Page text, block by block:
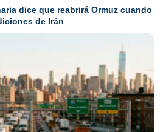
dice que reabrirá Ormuz cuando
de Irán